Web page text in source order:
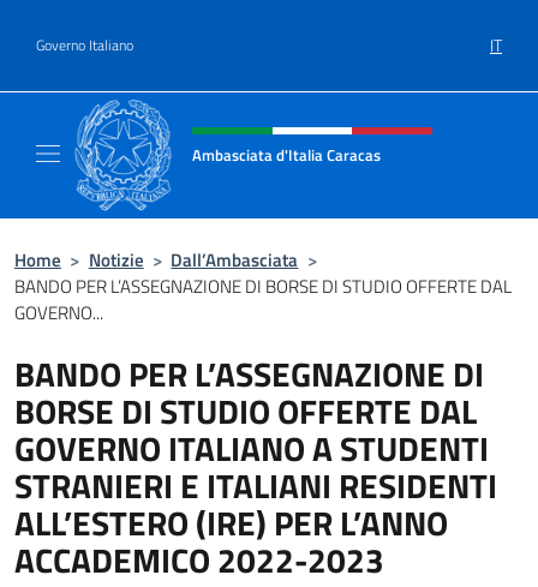
Governo Italiano IT
Intestazione sito, social e menù
Ambasciata d'Italia Caracas
Home > Notizie > Dall’Ambasciata >
BANDO PER L’ASSEGNAZIONE DI BORSE DI STUDIO OFFERTE DAL
GOVERNO...
BANDO PER L’ASSEGNAZIONE DI
BORSE DI STUDIO OFFERTE DAL
GOVERNO ITALIANO A STUDENTI
STRANIERI E ITALIANI RESIDENTI
ALL’ESTERO (IRE) PER L’ANNO
ACCADEMICO 2022-2023